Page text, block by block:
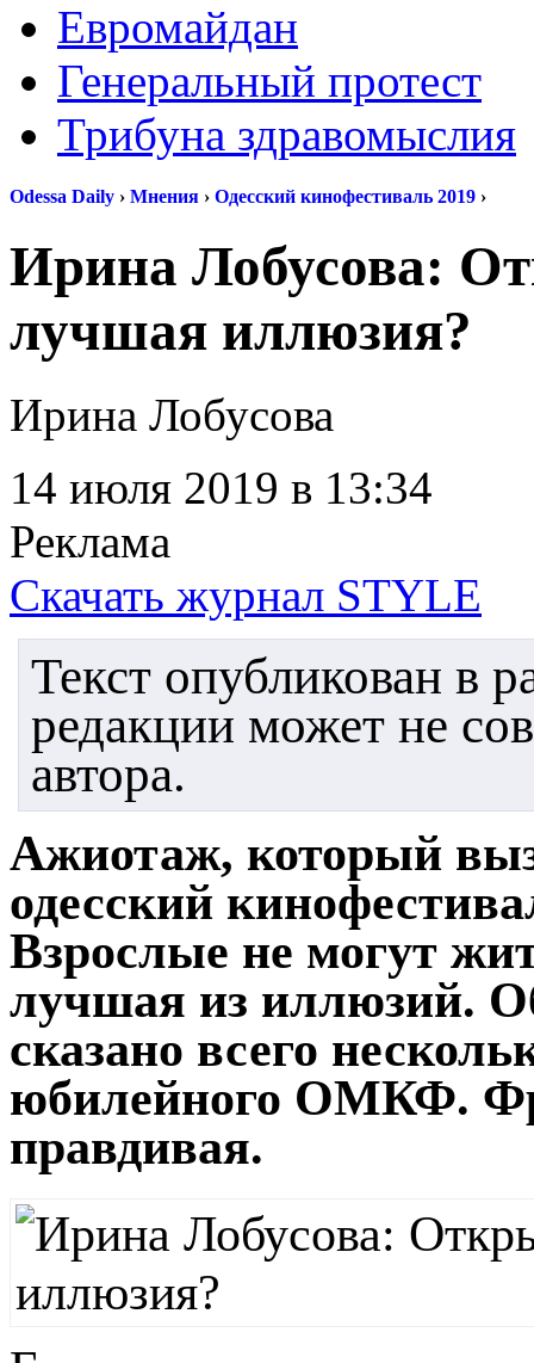
Евромайдан
Генеральный протест
Трибуна здравомыслия
Odessa Daily › Мнения › Одесский кинофестиваль 2019 ›
Ирина Лобусова:
лучшая иллюзия?
Ирина Лобусова
14 июля 2019 в 13:34
Реклама
Скачать журнал STYLE
Текст опубликован в
редакции может не
автора.
Ажиотаж, который
одесский
Взрослые не могут
лучшая из иллюзий.
сказано всего
юбилейного ОМКФ.
правдивая.